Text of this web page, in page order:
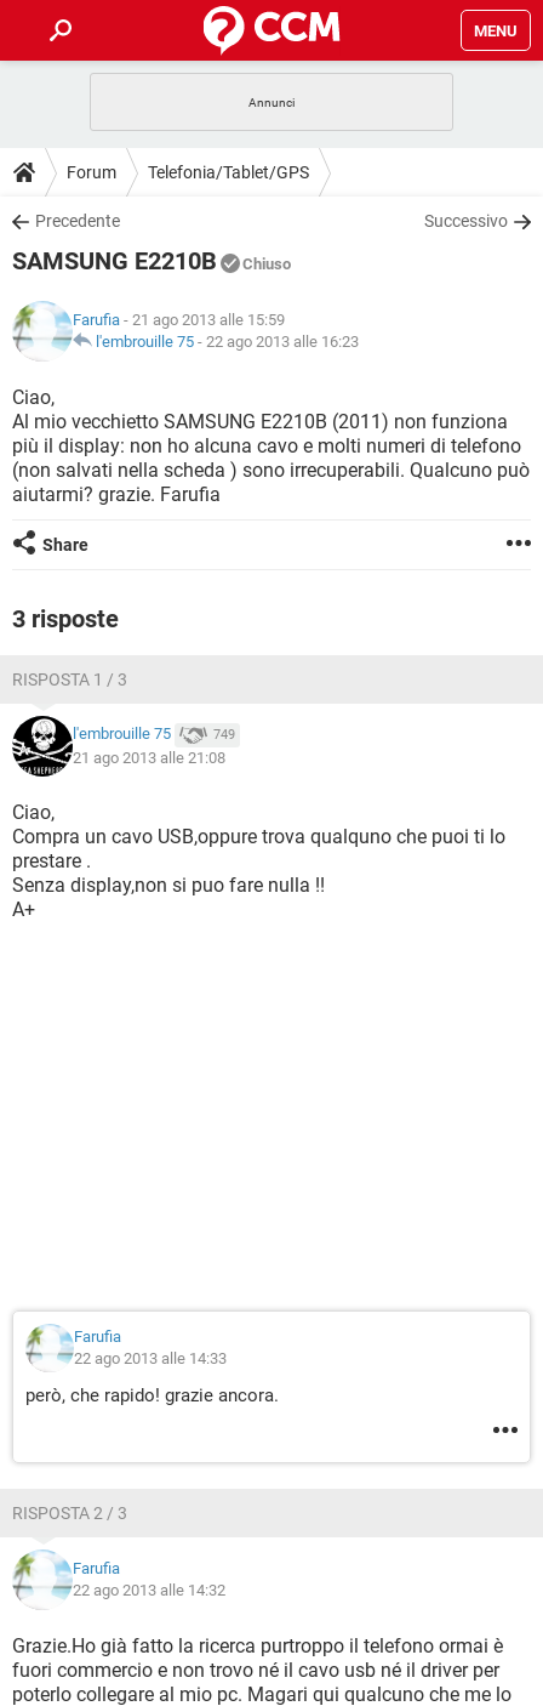
MENU
INTRATTENIMENTO ANDROID
iOS
INSTAGRAM WHATSAPP
TIKTOK
HARDWARE
GUIDE
COVID-19 GAMING
INSTAGRAM
TIKTOK
HARDWARE
DOWNLOAD
COVID-19 GAMING
INTRATTENIMENTO
iOS WINDOWS 10
INSTAGRAM
TIKTOK FACEBOOK
HARDWARE
COVID-19
INTRATTENIMENTO
iOS
INSTAGRAM WHATSAPP
TIKTOK
HARDWARE
GLOSSARIO
COVID-19
INTRATTENIMENTO ANDROID
iOS WINDOWS 10
INSTAGRAM
TIKTOK
Forum Telefonia/Tablet/GPS
Precedente Successivo
SAMSUNG E2210B Chiuso
Farufia - 21 ago 2013 alle 15:59
l'embrouille 75 - 22 ago 2013 alle 16:23
Ciao,
Al mio vecchietto SAMSUNG E2210B (2011) non funziona
più il display: non ho alcuna cavo e molti numeri di telefono
(non salvati nella scheda ) sono irrecuperabili. Qualcuno può
aiutarmi? grazie. Farufia
Share
3 risposte
RISPOSTA 1 / 3
l'embrouille 75 749
21 ago 2013 alle 21:08
Ciao,
Compra un cavo USB,oppure trova qualquno che puoi ti lo
prestare .
Senza display,non si puo fare nulla !!
A+
Farufia
22 ago 2013 alle 14:33
però, che rapido! grazie ancora.
RISPOSTA 2 / 3
Farufia
22 ago 2013 alle 14:32
Grazie.Ho già fatto la ricerca purtroppo il telefono ormai è
fuori commercio e non trovo né il cavo usb né il driver per
poterlo collegare al mio pc. Magari qui qualcuno che me lo